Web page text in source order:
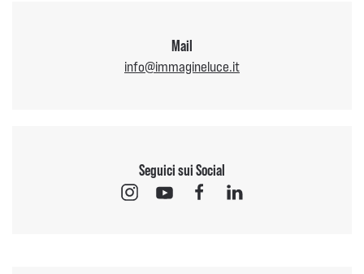
Mail
info@immagineluce.it
Seguici sui Social